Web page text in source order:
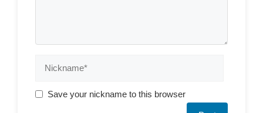
Save your nickname to this browser